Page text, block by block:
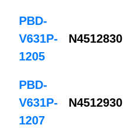
PBD-
V631P-
1205
N4512830
PBD-
V631P-
1207
N4512930